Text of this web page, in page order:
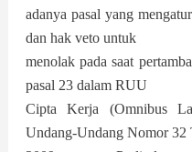
adanya pasal yang
dan hak veto untuk
menolak pada saat
pasal 23 dalam RUU
Cipta Kerja (Omnibus
Undang-Undang Nomor 32